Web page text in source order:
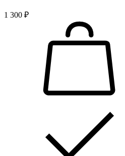
1 300 ₽